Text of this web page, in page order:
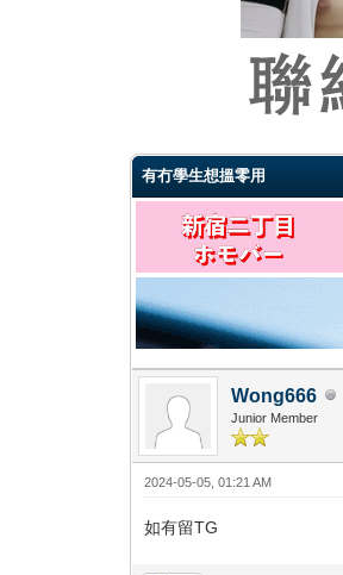
有冇學生想搵零用
Wong666
Junior Member
2024-05-05, 01:21 AM
如有留TG